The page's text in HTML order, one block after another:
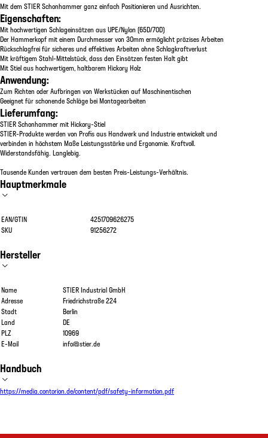
Mit dem STIER Schonhammer ganz einfach Positionieren und Ausrichten.
Eigenschaften:
Mit hochwertigen Schlageinsätzen aus UPE/Nylon (65D/70D)
Der Hammerkopf mit einem Durchmesser von 30mm ermöglicht präzises Arbeiten
Rückschlagfrei für sicheres und effektives Arbeiten ohne Schlagkraftverlust
Mit kräftigem Stahl-Mittelstück, dass den Einsätzen festen Halt gibt
Mit Stiel aus hochwertigem, haltbarem Hickory Holz
Anwendung:
Zum Richten oder Aufbringen von Werkstücken auf Maschinentischen
Geeignet für schonende Schläge bei Montagearbeiten
Lieferumfang:
STIER Schonhammer mit Hickory-Stiel
STIER-Produkte werden von Profis aus Handwerk und Industrie entwickelt und
verbinden in höchstem Maße Leistungsstärke und Ergonomie. Kraftvoll.
Widerstandsfähig. Langlebig.
Tausende Kunden vertrauen dem besten Preis-Leistungs-Verhältnis.
Hauptmerkmale
EAN/GTIN
4251709626275
SKU
91256272
Hersteller
Name
STIER Industrial GmbH
Adresse
Friedrichstraße 224
Stadt
Berlin
Land
DE
PLZ
10969
E-Mail
info@stier.de
Handbuch
https://media.contorion.de/content/pdf/safety-information.pdf